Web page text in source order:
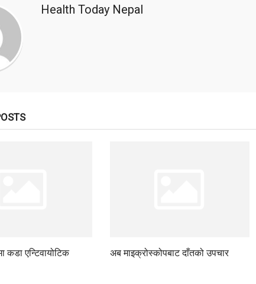
Health Today Nepal
कडा एन्टिवायोटिक अब माइक्रोस्कोपबाट दाँतको उपचार